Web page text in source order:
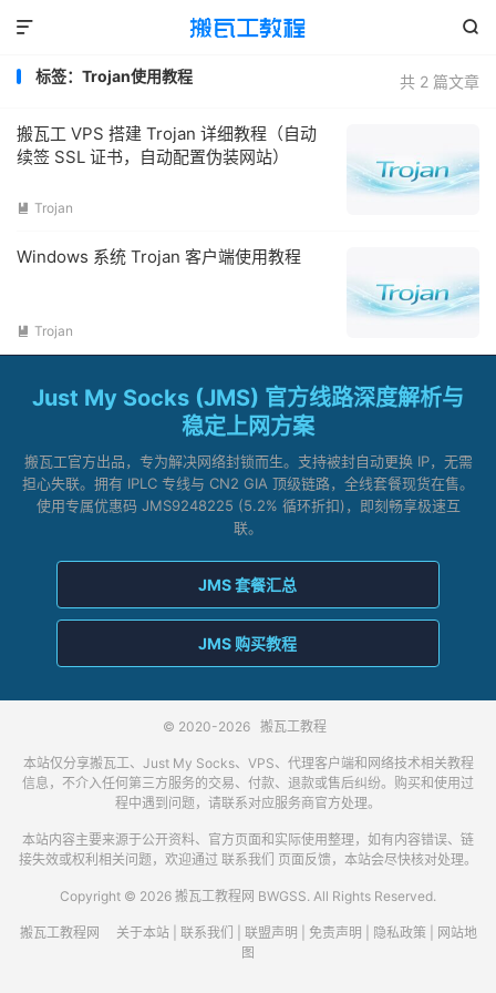


共 2 篇文章
标签：Trojan使用教程
搬瓦工 VPS 搭建 Trojan 详细教程（自动
续签 SSL 证书，自动配置伪装网站）
 Trojan
Windows 系统 Trojan 客户端使用教程
 Trojan
Just My Socks (JMS) 官方线路深度解析与
稳定上网方案
搬瓦工官方出品，专为解决网络封锁而生。支持被封自动更换 IP，无需
担心失联。拥有 IPLC 专线与 CN2 GIA 顶级链路，全线套餐现货在售。
使用专属优惠码 JMS9248225 (5.2% 循环折扣)，即刻畅享极速互
联。
JMS 套餐汇总
JMS 购买教程
© 2020-2026 搬瓦工教程
本站仅分享搬瓦工、Just My Socks、VPS、代理客户端和网络技术相关教程
信息，不介入任何第三方服务的交易、付款、退款或售后纠纷。购买和使用过
程中遇到问题，请联系对应服务商官方处理。
本站内容主要来源于公开资料、官方页面和实际使用整理，如有内容错误、链
接失效或权利相关问题，欢迎通过 联系我们 页面反馈，本站会尽快核对处理。
Copyright © 2026 搬瓦工教程网 BWGSS. All Rights Reserved.
搬瓦工教程网 关于本站| 联系我们 联盟声明 免责声明 隐私政策
网站地
图